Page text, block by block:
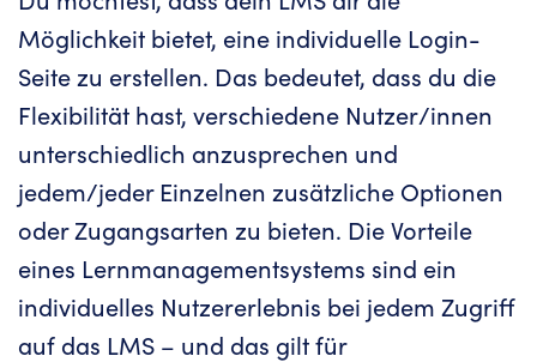
Möglichkeit bietet, eine individuelle Login-
Seite zu erstellen. Das bedeutet, dass du die
Flexibilität hast, verschiedene Nutzer/innen
unterschiedlich anzusprechen und
jedem/jeder Einzelnen zusätzliche Optionen
oder Zugangsarten zu bieten. Die Vorteile
eines Lernmanagementsystems sind ein
individuelles Nutzererlebnis bei jedem Zugriff
auf das LMS – und das gilt für